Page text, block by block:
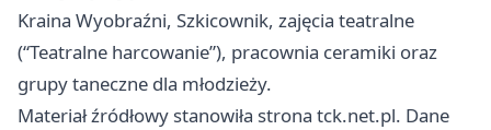
Kraina Wyobraźni, Szkicownik, zajęcia teatralne
(“Teatralne harcowanie”), pracownia ceramiki oraz
grupy taneczne dla młodzieży.
Materiał źródłowy stanowiła strona tck.net.pl. Dane